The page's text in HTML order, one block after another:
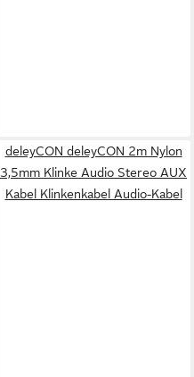
deleyCON deleyCON 2m Nylon
3,5mm Klinke Audio Stereo AUX
Kabel Klinkenkabel Audio-Kabel